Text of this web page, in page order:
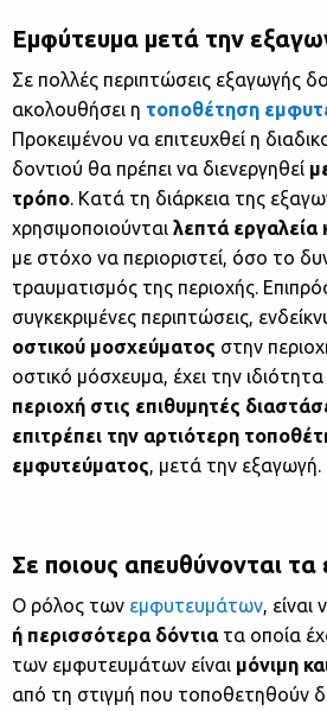
Εμφύτευμα μετά την
Σε πολλές περιπτώσεις εξαγωγής
ακολουθήσει η τοποθέτηση
Προκειμένου να επιτευχθεί η
δοντιού θα πρέπει να διενεργηθεί
τρόπο. Κατά τη διάρκεια της
χρησιμοποιούνται λεπτά εργαλεία
με στόχο να περιοριστεί, όσο το
τραυματισμός της περιοχής.
συγκεκριμένες περιπτώσεις,
οστικού μοσχεύματος στην
οστικό μόσχευμα, έχει την
περιοχή στις επιθυμητές
επιτρέπει την αρτιότερη
εμφυτεύματος, μετά την εξαγωγή.
Σε ποιους απευθύνονται
Ο ρόλος των εμφυτευμάτων, είναι
ή περισσότερα δόντιατα οποία
των εμφυτευμάτων είναι μόνιμη
από τη στιγμή που τοποθετηθούν